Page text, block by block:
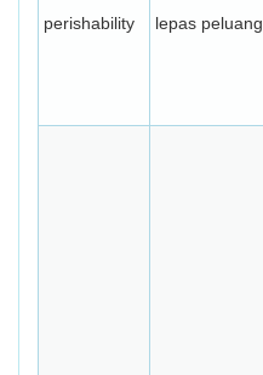
perishability lepas peluang